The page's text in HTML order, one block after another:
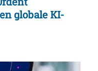
globale KI-